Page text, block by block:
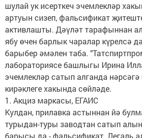
шулай ук исерткеч эчемлекләр
артуын сизеп, фальсификат
активлашты. Дәүләт тарафыннан
ябу өчен барлык чаралар күрелсә
барыбер әмәлен таба.
лабораториясе башлыгы Ирина
эчемлекләр сатып алганда нәрсәгә
кирәклеге хакында сөйләде.
1. Акциз маркасы, ЕГАИС
Кулдан, прилавка астыннан йә
турыдан-туры заводтан сатып
барысы да - фальсификат. Легаль